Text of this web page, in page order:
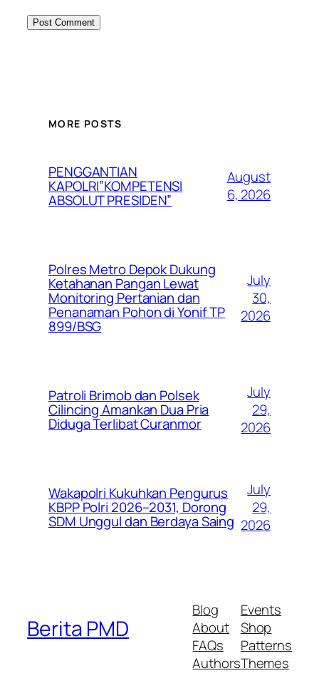
MORE POSTS
PENGGANTIAN
KAPOLRI”KOMPETENSI
ABSOLUT PRESIDEN”
August
6, 2026
Polres Metro Depok Dukung
Ketahanan Pangan Lewat
Monitoring Pertanian dan
Penanaman Pohon di Yonif TP
899/BSG
July
30,
2026
Patroli Brimob dan Polsek
Cilincing Amankan Dua Pria
Diduga Terlibat Curanmor
July
29,
2026
Wakapolri Kukuhkan Pengurus
KBPP Polri 2026–2031, Dorong
SDM Unggul dan Berdaya Saing
July
29,
2026
Berita PMD
Blog
About
FAQs
Authors
Events
Shop
Patterns
Themes